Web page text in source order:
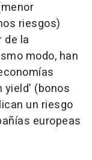
riesgos)
de la
modo, han
yield' (bonos
un riesgo
europeas